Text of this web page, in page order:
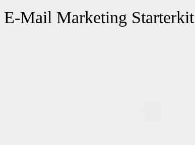
Mail Marketing Starterkit